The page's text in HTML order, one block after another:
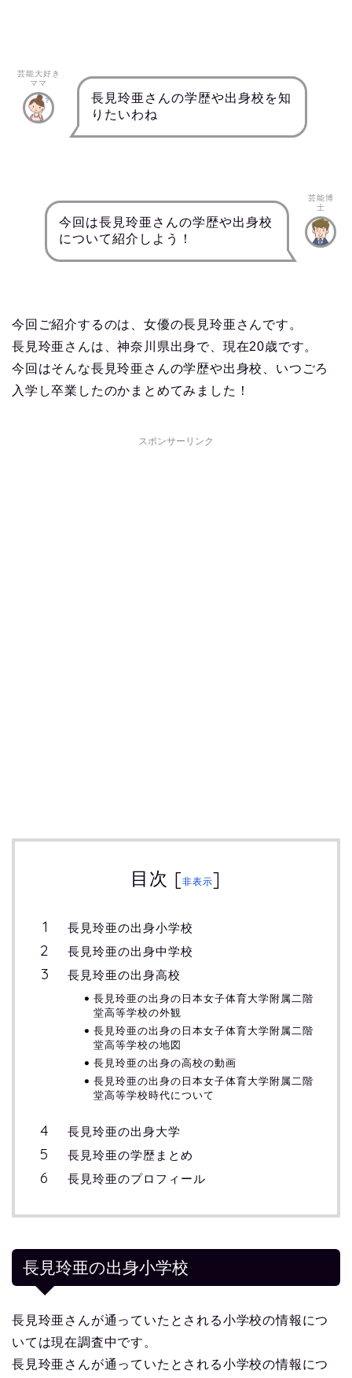
芸能大好き
ママ
長見玲亜さんの学歴や出身校を知
りたいわね
今回は長見玲亜さんの学歴や出身校
について紹介しよう！
芸能博
士
今回ご紹介するのは、女優の長見玲亜さんです。
長見玲亜さんは、神奈川県出身で、現在20歳です。
今回はそんな長見玲亜さんの学歴や出身校、いつごろ
入学し卒業したのかまとめてみました！
スポンサーリンク
目次 [非表示]
長見玲亜の出身小学校
長見玲亜の出身中学校
長見玲亜の出身高校
長見玲亜の出身の日本女子体育大学附属二階
堂高等学校の外観
長見玲亜の出身の日本女子体育大学附属二階
堂高等学校の地図
長見玲亜の出身の高校の動画
長見玲亜の出身の日本女子体育大学附属二階
堂高等学校時代について
長見玲亜の出身大学
長見玲亜の学歴まとめ
長見玲亜のプロフィール
長見玲亜の出身小学校
長見玲亜さんが通っていたとされる小学校の情報につ
いては現在調査中です。
長見玲亜さんが通っていたとされる小学校の情報につ